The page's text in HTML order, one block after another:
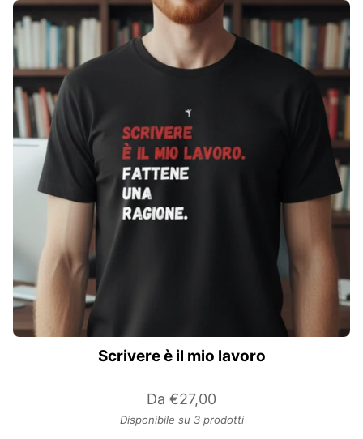
Scrivere è il mio lavoro
Da €27,00
Disponibile su 3 prodotti